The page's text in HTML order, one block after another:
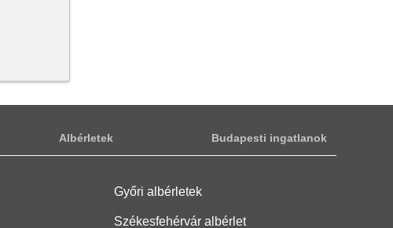
Albérletek Budapesti ingatlanok
Győri albérletek
Székesfehérvár albérlet